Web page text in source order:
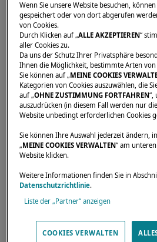
Unsere Händler sind für
Erwartungen und
Wenn Sie unsere Website besuchen,
gespeichert oder von dort abgerufen
von Cookies.
Durch Klicken auf „ALLE AKZEPTIEREN“
aller Cookies zu.
Da uns der Schutz Ihrer Privatsphäre
Ihnen die Möglichkeit, bestimmte Arten von
Sie können auf „MEINE COOKIES
Kategorien von Cookies auszuwählen, die
auf „OHNE ZUSTIMMUNG FORTFAHREN“,
auszudrücken (in diesem Fall werden nur
Website unbedingt erforderlichen Cookies
Sie können Ihre Auswahl jederzeit ändern,
„MEINE COOKIES VERWALTEN“ am
Website klicken.
Weitere Informationen finden Sie in
Datenschutzrichtlinie.
Liste der „Partner“ anzeigen
COOKIES VERWALTEN